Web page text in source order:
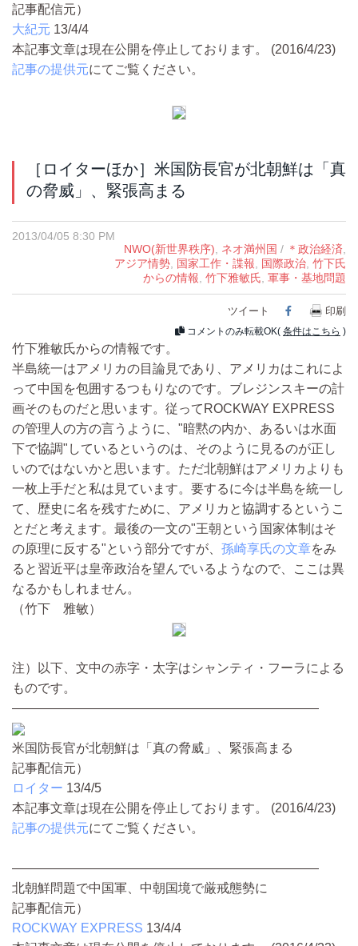
記事配信元）
大紀元 13/4/4
本記事文章は現在公開を停止しております。 (2016/4/23)
記事の提供元にてご覧ください。
［ロイターほか］米国防長官が北朝鮮は「真
の脅威」、緊張高まる
2013/04/05 8:30 PM
NWO(新世界秩序)
ネオ満州国 / ＊政治経済
アジア情勢
国家工作・諜報 国際政治 竹下氏
からの情報 竹下雅敏氏 軍事・基地問題
ツイート Facebook
印刷
コメントのみ転載OK( 条件はこちら )
竹下雅敏氏からの情報です。
半島統一はアメリカの目論見であり、アメリカはこれによ
って中国を包囲するつもりなのです。ブレジンスキーの計
画そのものだと思います。従ってROCKWAY EXPRESS
の管理人の方の言うように、"暗黙の内か、あるいは水面
下で協調"しているというのは、そのように見るのが正し
いのではないかと思います。ただ北朝鮮はアメリカよりも
一枚上手だと私は見ています。要するに今は半島を統一し
て、歴史に名を残すために、アメリカと協調するというこ
とだと考えます。最後の一文の"王朝という国家体制はそ
の原理に反する"という部分ですが、 孫崎享氏の文章をみ
ると習近平は皇帝政治を望んでいるようなので、ここは異
なるかもしれません。
（竹下 雅敏）
注）以下、文中の赤字・太字はシャンティ・フーラによる
ものです。
————————————————————————
米国防長官が北朝鮮は「真の脅威」、緊張高まる
記事配信元）
ロイター 13/4/5
本記事文章は現在公開を停止しております。 (2016/4/23)
記事の提供元にてご覧ください。
————————————————————————
北朝鮮問題で中国軍、中朝国境で厳戒態勢に
記事配信元）
ROCKWAY EXPRESS 13/4/4